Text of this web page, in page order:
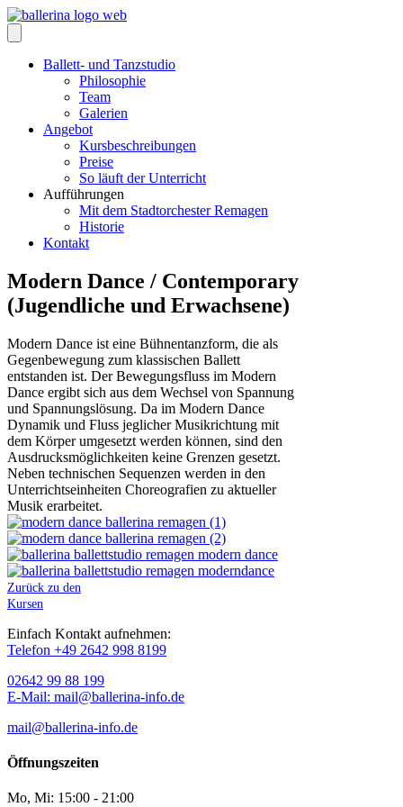
Zum
Inhalt
springen
Ballett- und Tanzstudio
Philosophie
Team
Galerien
Angebot
Kursbeschreibungen
Preise
So läuft der Unterricht
Aufführungen
Mit dem Stadtorchester Remagen
Historie
Kontakt
Modern Dance / Contemporary
(Jugendliche und Erwachsene)
Modern Dance ist eine Bühnentanzform, die als
Gegenbewegung zum klassischen Ballett
entstanden ist. Der Bewegungsfluss im Modern
Dance ergibt sich aus dem Wechsel von Spannung
und Spannungslösung. Da im Modern Dance
Dynamik und Fluss jeglicher Musikrichtung mit
dem Körper umgesetzt werden können, sind den
Ausdrucksmöglichkeiten keine Grenzen gesetzt.
Neben technischen Sequenzen werden in den
Unterrichtseinheiten Choreografien zu aktueller
Musik erarbeitet.
Zurück zu den
Kursen
Einfach Kontakt aufnehmen:
Telefon +49 2642 998 8199
02642 99 88 199
E-Mail: mail@ballerina-info.de
mail@ballerina-info.de
Öffnungszeiten
Mo, Mi: 15:00 - 21:00